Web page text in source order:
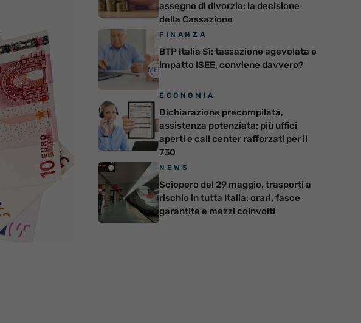
assegno di divorzio: la decisione
della Cassazione
FINANZA
BTP Italia Sì: tassazione agevolata e
impatto ISEE, conviene davvero?
ECONOMIA
Dichiarazione precompilata,
assistenza potenziata: più uffici
aperti e call center rafforzati per il
730
NEWS
Sciopero del 29 maggio, trasporti a
rischio in tutta Italia: orari, fasce
garantite e mezzi coinvolti